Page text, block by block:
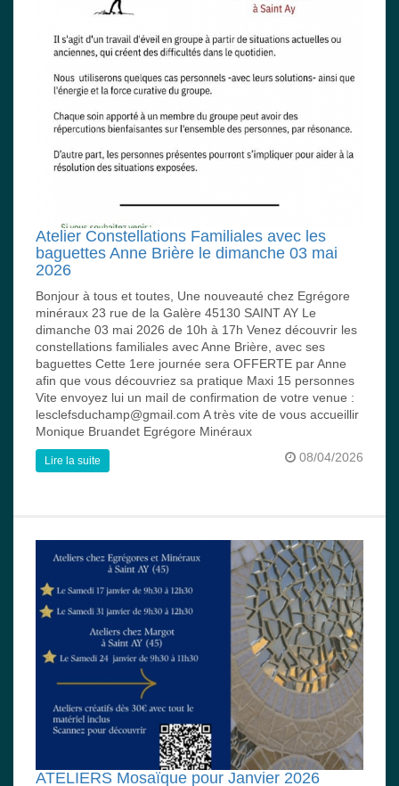
Atelier Constellations Familiales avec les
baguettes Anne Brière le dimanche 03 mai
2026
Bonjour à tous et toutes, Une nouveauté chez Egrégore
minéraux 23 rue de la Galère 45130 SAINT AY Le
dimanche 03 mai 2026 de 10h à 17h Venez découvrir les
constellations familiales avec Anne Brière, avec ses
baguettes Cette 1ere journée sera OFFERTE par Anne
afin que vous découvriez sa pratique Maxi 15 personnes
Vite envoyez lui un mail de confirmation de votre venue :
lesclefsduchamp@gmail.com A très vite de vous accueillir
Monique Bruandet Egrégore Minéraux
08/04/2026
Lire la suite
ATELIERS Mosaïque pour Janvier 2026